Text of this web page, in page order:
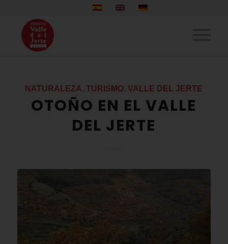
NATURALEZA ,TURISMO ,VALLE DEL JERTE
OTOÑO EN EL VALLE
DEL JERTE